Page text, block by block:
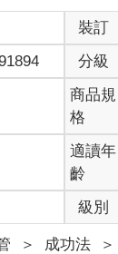
裝訂
分級
商品規
格
適讀年
齡
級別
＞ 成功法 ＞